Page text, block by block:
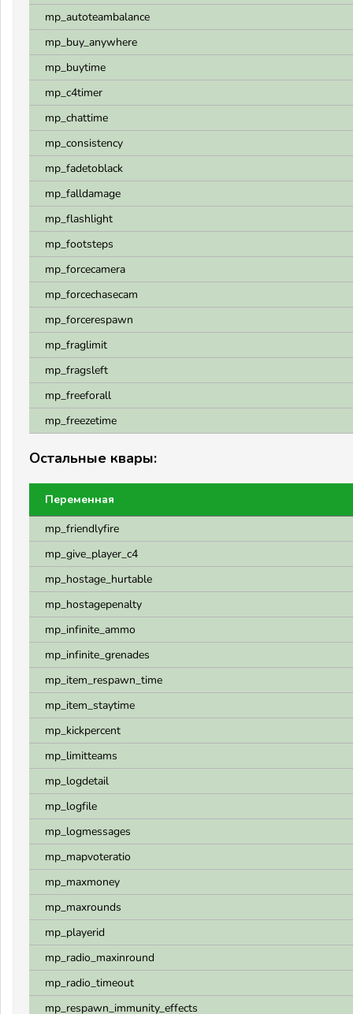
mp_autoteambalance
mp_buy_anywhere
mp_buytime
mp_c4timer
mp_chattime
mp_consistency
mp_fadetoblack
mp_falldamage
mp_flashlight
mp_footsteps
mp_forcecamera
mp_forcechasecam
mp_forcerespawn
mp_fraglimit
mp_fragsleft
mp_freeforall
mp_freezetime
Остальные квары:
Переменная
mp_friendlyfire
mp_give_player_c4
mp_hostage_hurtable
mp_hostagepenalty
mp_infinite_ammo
mp_infinite_grenades
mp_item_respawn_time
mp_item_staytime
mp_kickpercent
mp_limitteams
mp_logdetail
mp_logfile
mp_logmessages
mp_mapvoteratio
mp_maxmoney
mp_maxrounds
mp_playerid
mp_radio_maxinround
mp_radio_timeout
mp_respawn_immunity_effects